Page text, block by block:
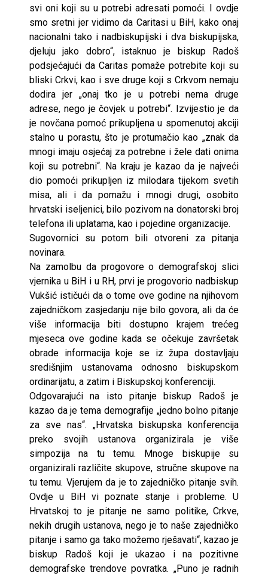
svi oni koji su u potrebi adresati pomoći. I ovdje
smo sretni jer vidimo da Caritasi u BiH, kako onaj
nacionalni tako i nadbiskupijski i dva biskupijska,
djeluju jako dobro“, istaknuo je biskup Radoš
podsjećajući da Caritas pomaže potrebite koji su
bliski Crkvi, kao i sve druge koji s Crkvom nemaju
dodira jer „onaj tko je u potrebi nema druge
adrese, nego je čovjek u potrebi“. Izvijestio je da
je novčana pomoć prikupljena u spomenutoj akciji
stalno u porastu, što je protumačio kao „znak da
mnogi imaju osjećaj za potrebne i žele dati onima
koji su potrebni“. Na kraju je kazao da je najveći
dio pomoći prikupljen iz milodara tijekom svetih
misa, ali i da pomažu i mnogi drugi, osobito
hrvatski iseljenici, bilo pozivom na donatorski broj
telefona ili uplatama, kao i pojedine organizacije.
Sugovornici su potom bili otvoreni za pitanja
novinara.
Na zamolbu da progovore o demografskoj slici
vjernika u BiH i u RH, prvi je progovorio nadbiskup
Vukšić ističući da o tome ove godine na njihovom
zajedničkom zasjedanju nije bilo govora, ali da će
više informacija biti dostupno krajem trećeg
mjeseca ove godine kada se očekuje završetak
obrade informacija koje se iz župa dostavljaju
središnjim ustanovama odnosno biskupskom
ordinarijatu, a zatim i Biskupskoj konferenciji.
Odgovarajući na isto pitanje biskup Radoš je
kazao da je tema demografije „jedno bolno pitanje
za sve nas“. „Hrvatska biskupska konferencija
preko svojih ustanova organizirala je više
simpozija na tu temu. Mnoge biskupije su
organizirali različite skupove, stručne skupove na
tu temu. Vjerujem da je to zajedničko pitanje svih.
Ovdje u BiH vi poznate stanje i probleme. U
Hrvatskoj to je pitanje ne samo politike, Crkve,
nekih drugih ustanova, nego je to naše zajedničko
pitanje i samo ga tako možemo rješavati“, kazao je
biskup Radoš koji je ukazao i na pozitivne
demografske trendove povratka. „Puno je radnih